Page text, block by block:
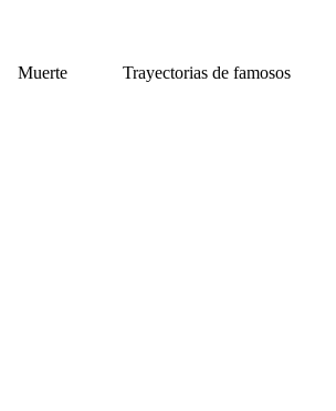
Muerte Trayectorias de famosos